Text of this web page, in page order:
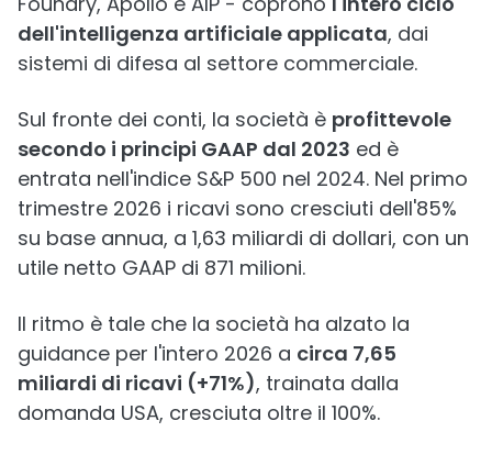
dell'intelligenza artificiale applicata, dai
sistemi di difesa al settore commerciale.
Sul fronte dei conti, la società è profittevole
secondo i principi GAAP dal 2023 ed è
entrata nell'indice S&P 500 nel 2024. Nel primo
trimestre 2026 i ricavi sono cresciuti dell'85%
su base annua, a 1,63 miliardi di dollari, con un
utile netto GAAP di 871 milioni.
Il ritmo è tale che la società ha alzato la
guidance per l'intero 2026 a circa 7,65
miliardi di ricavi (+71%), trainata dalla
domanda USA, cresciuta oltre il 100%.